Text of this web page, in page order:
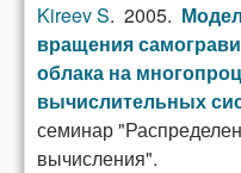
Kireev S. 2005.
вращения
облака на
вычислительных
семинар
вычисления".